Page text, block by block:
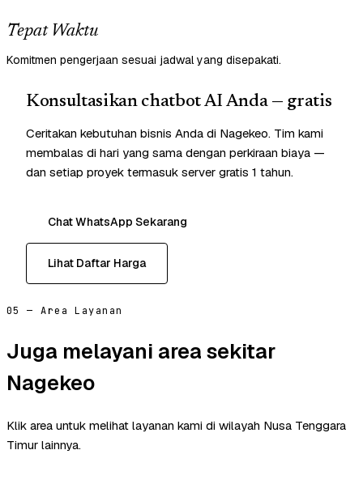
Tepat Waktu
Komitmen pengerjaan sesuai jadwal yang disepakati.
Konsultasikan chatbot AI Anda — gratis
Ceritakan kebutuhan bisnis Anda di Nagekeo. Tim kami
membalas di hari yang sama dengan perkiraan biaya —
dan setiap proyek termasuk server gratis 1 tahun.
Chat WhatsApp Sekarang
Lihat Daftar Harga
05 — Area Layanan
Juga melayani area sekitar
Nagekeo
Klik area untuk melihat layanan kami di wilayah Nusa Tenggara
Timur lainnya.